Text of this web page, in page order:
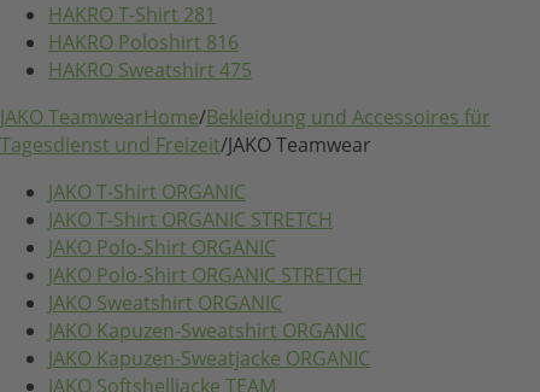
HAKRO T-Shirt 281
HAKRO Poloshirt 816
HAKRO Sweatshirt 475
JAKO TeamwearHome/Bekleidung und Accessoires für
Tagesdienst und Freizeit/JAKO Teamwear
JAKO T-Shirt ORGANIC
JAKO T-Shirt ORGANIC STRETCH
JAKO Polo-Shirt ORGANIC
JAKO Polo-Shirt ORGANIC STRETCH
JAKO Sweatshirt ORGANIC
JAKO Kapuzen-Sweatshirt ORGANIC
JAKO Kapuzen-Sweatjacke ORGANIC
JAKO Softshelljacke TEAM